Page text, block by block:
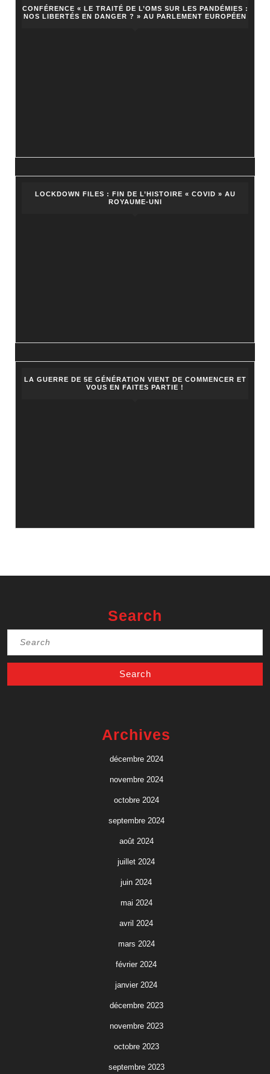
CONFÉRENCE « LE TRAITÉ DE L’OMS SUR LES PANDÉMIES :
NOS LIBERTÉS EN DANGER ? » AU PARLEMENT EUROPÉEN
LOCKDOWN FILES : FIN DE L’HISTOIRE « COVID » AU
ROYAUME-UNI
LA GUERRE DE 5E GÉNÉRATION VIENT DE COMMENCER ET
VOUS EN FAITES PARTIE !
Search
Archives
décembre 2024
novembre 2024
octobre 2024
septembre 2024
août 2024
juillet 2024
juin 2024
mai 2024
avril 2024
mars 2024
février 2024
janvier 2024
décembre 2023
novembre 2023
octobre 2023
septembre 2023